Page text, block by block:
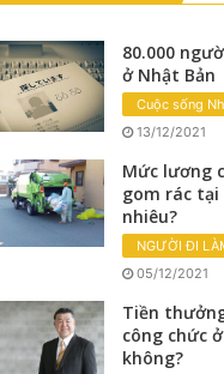
80.000
ở Nhật Bản
Cuộc sống
13/12/2021
Mức lương
gom rác tại
nhiêu?
NGƯỜI ĐI
05/12/2021
Tiền
công chức
không?